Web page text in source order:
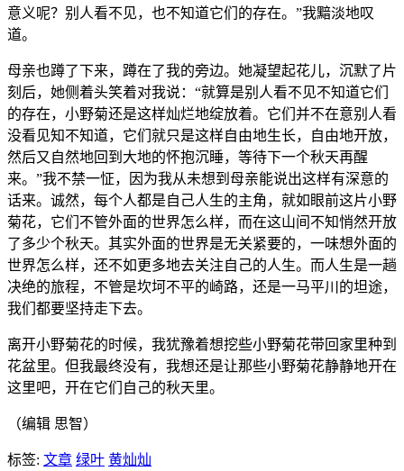
意义呢？别人看不见，也不知道它们的存在。”我黯淡地叹
道。
母亲也蹲了下来，蹲在了我的旁边。她凝望起花儿，沉默了片
刻后，她侧着头笑着对我说：“就算是别人看不见不知道它们
的存在，小野菊还是这样灿烂地绽放着。它们并不在意别人看
没看见知不知道，它们就只是这样自由地生长，自由地开放，
然后又自然地回到大地的怀抱沉睡，等待下一个秋天再醒
来。”我不禁一怔，因为我从未想到母亲能说出这样有深意的
话来。诚然，每个人都是自己人生的主角，就如眼前这片小野
菊花，它们不管外面的世界怎么样，而在这山间不知悄然开放
了多少个秋天。其实外面的世界是无关紧要的，一味想外面的
世界怎么样，还不如更多地去关注自己的人生。而人生是一趟
决绝的旅程，不管是坎坷不平的崎路，还是一马平川的坦途，
我们都要坚持走下去。
离开小野菊花的时候，我犹豫着想挖些小野菊花带回家里种到
花盆里。但我最终没有，我想还是让那些小野菊花静静地开在
这里吧，开在它们自己的秋天里。
（编辑 思智）
标签: 文章 绿叶 黄灿灿